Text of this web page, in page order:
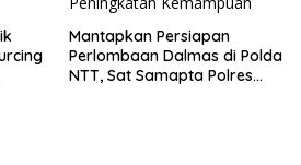
Mantapkan Persiapan
Perlombaan Dalmas di Polda
NTT, Sat Samapta Polres